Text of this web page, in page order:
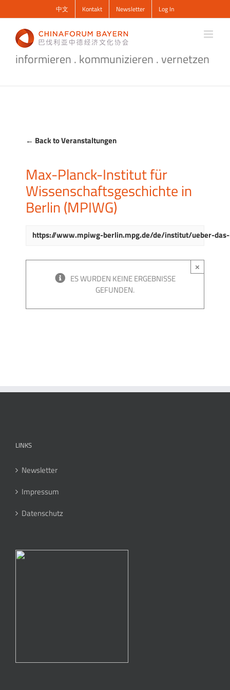
Inhalt
springen
中文 Kontakt Newsletter Log In
informieren . kommunizieren . vernetzen
← Back to Veranstaltungen
Max-Planck-Institut für
Wissenschaftsgeschichte in
Berlin (MPIWG)
https://www.mpiwg-berlin.mpg.de/de/institut/ueber-
×
ES WURDEN KEINE ERGEBNISSE
GEFUNDEN.
LINKS
Newsletter
Impressum
Datenschutz